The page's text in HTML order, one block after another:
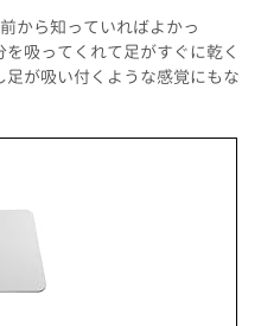
から知っていればよかっ
吸ってくれて足がすぐに乾く
が吸い付くような感覚にもな